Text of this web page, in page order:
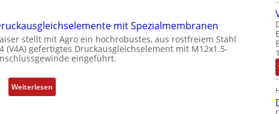
mit Spezialmembranen
stellt mit Agro ein hochrobustes, aus rostfreiem Stahl
(V4A) gefertigtes Druckausgleichselement mit M12x1.5-
eingeführt.
Weiterlesen:
D